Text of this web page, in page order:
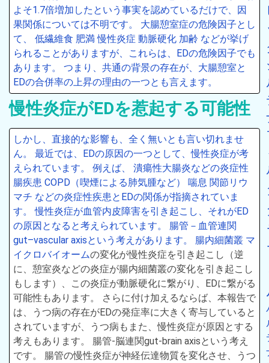
よそ1.7倍増加したという事実を認めているだけで、因
果関係については不明です。 大腸憩室症の危険因子とし
て、 低繊維食 肥満 慢性炎症 動脈硬化 加齢 などが挙げ
られることがありますが、これらは、EDの危険因子でも
あります。 つまり、共通の背景の存在が、大腸憩室と
EDの合併率の上昇の理由の一つとも言えます。
慢性炎症がEDを惹起する可能性
しかし、直接的な影響も、全く無いとも言い切れませ
ん。 最近では、EDの原因の一つとして、慢性炎症が考
えられています。 例えば、 潰瘍性大腸炎などの炎症性
腸疾患 COPD（喫煙による肺気腫など） 喘息 関節リウ
マチ などの炎症性疾患とEDの関係が指摘されていま
す。 慢性炎症が血管内皮障害を引き起こし、それがED
の原因となると考えられています。 腸管－血管連関
gut–vascular axisという考えがあります。 腸内細菌叢 マ
イクロバイオームの変化が慢性炎症を引き起こし（逆
に、憩室炎などの炎症が腸内細菌叢の変化を引き起こし
もします）、この炎症が動脈硬化に繋がり、EDに繋がる
可能性もあります。 さらに付け加えるならば、本報告で
は、うつ病の存在がEDの発症率に大きく寄与していると
されていますが、うつ病もまた、慢性炎症が原因とする
考えもあります。 腸管-脳連関gut-brain axisという考え
です。 腸管の慢性炎症が神経伝達物質を変化させ、うつ